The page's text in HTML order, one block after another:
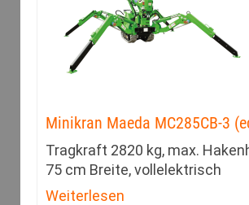
Minikran Maeda MC285CB-3
Tragkraft 2820 kg, max.
75 cm Breite, vollelektrisch
Weiterlesen